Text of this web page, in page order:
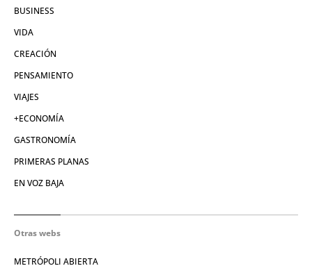
BUSINESS
VIDA
CREACIÓN
PENSAMIENTO
VIAJES
+ECONOMÍA
GASTRONOMÍA
PRIMERAS PLANAS
EN VOZ BAJA
Otras webs
METRÓPOLI ABIERTA